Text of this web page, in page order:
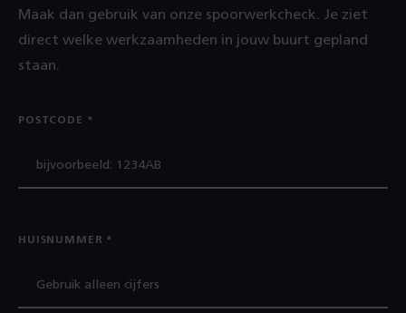
Maak dan gebruik van onze spoorwerkcheck. Je ziet
direct welke werkzaamheden in jouw buurt gepland
staan.
POSTCODE
HUISNUMMER